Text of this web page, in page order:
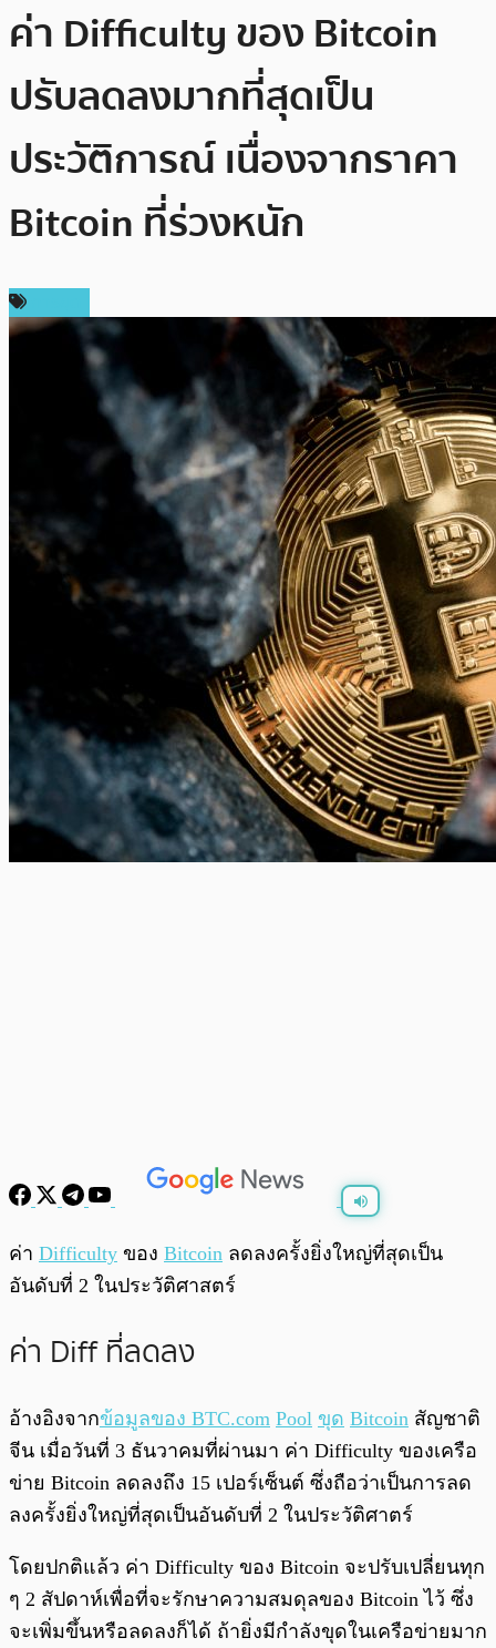
ค่า Difficulty ของ Bitcoin
ปรับลดลงมากที่สุดเป็น
ประวัติการณ์ เนื่องจากราคา
Bitcoin ที่ร่วงหนัก
0:00 0:00
ค่า Difficulty ของ Bitcoin ลดลงครั้งยิ่งใหญ่ที่สุดเป็น
อันดับที่ 2 ในประวัติศาสตร์
ค่า Diff ที่ลดลง
อ้างอิงจากข้อมูลของ BTC.com Pool ขุด Bitcoin สัญชาติ
จีน เมื่อวันที่ 3 ธันวาคมที่ผ่านมา ค่า Difficulty ของเครือ
ข่าย Bitcoin ลดลงถึง 15 เปอร์เซ็นต์ ซึ่งถือว่าเป็นการลด
ลงครั้งยิ่งใหญ่ที่สุดเป็นอันดับที่ 2 ในประวัติศาตร์
โดยปกติแล้ว ค่า Difficulty ของ Bitcoin จะปรับเปลี่ยนทุก
ๆ 2 สัปดาห์เพื่อที่จะรักษาความสมดุลของ Bitcoin ไว้ ซึ่ง
จะเพิ่มขึ้นหรือลดลงก็ได้ ถ้ายิ่งมีกำลังขุดในเครือข่ายมาก